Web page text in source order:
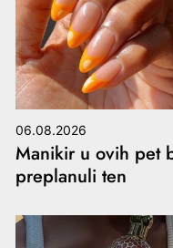
06.08.2026
Manikir u ovih pet
preplanuli ten